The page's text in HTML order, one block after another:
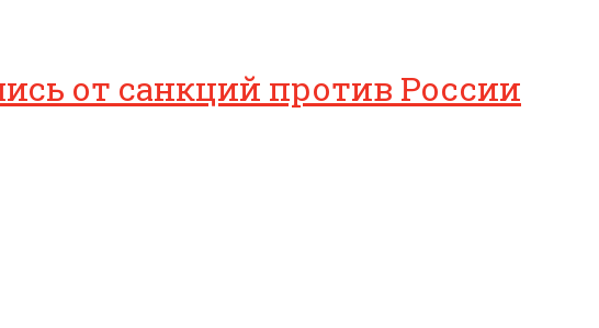
от санкций против России